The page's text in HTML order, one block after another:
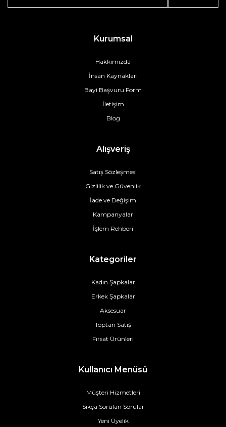
Kurumsal
Hakkımızda
İnsan Kaynakları
Bayi Başvuru Form
İletişim
Blog
Alışveriş
Satış Sözleşmesi
Gizlilik ve Güvenlik
İade ve Değişim
Kampanyalar
İşlem Rehberi
Kategoriler
Kadın Şapkalar
Erkek Şapkalar
Aksesuar
Toptan Satış
Fırsat Ürünleri
Kullanıcı Menüsü
Müşteri Hizmetleri
Sıkça Sorulan Sorular
Yeni Üyelik